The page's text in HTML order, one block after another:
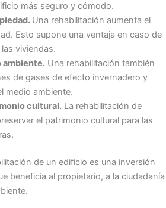
más seguro y cómodo.
Una rehabilitación aumenta el
Esto supone una ventaja en caso de
viviendas.
ambiente.Una rehabilitación también
de gases de efecto invernadero y
medio ambiente.
cultural.La rehabilitación de
el patrimonio cultural para las
de un edificio es una inversión
beneficia al propietario, a la ciudadanía